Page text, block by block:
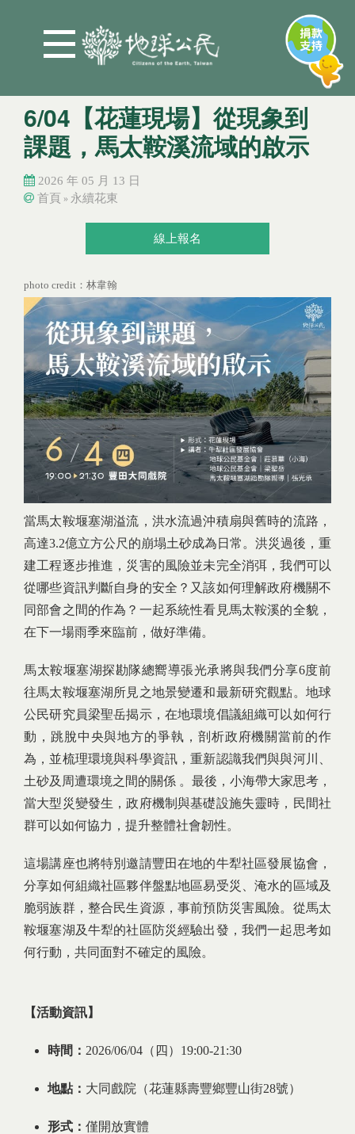
6/04【花蓮現場】從現象到
課題，馬太鞍溪流域的啟示
2026 年 05 月 13 日
您在這裡
首頁 » 永續花東
線上報名
photo credit：林韋翰
當馬太鞍堰塞湖溢流，洪水流過沖積扇與舊時的流路，
高達3.2億立方公尺的崩塌土砂成為日常。洪災過後，重
建工程逐步推進，災害的風險並未完全消弭，我們可以
從哪些資訊判斷自身的安全？又該如何理解政府機關不
同部會之間的作為？一起系統性看見馬太鞍溪的全貌，
在下一場雨季來臨前，做好準備。
馬太鞍堰塞湖探勘隊總嚮導張光承將與我們分享6度前
往馬太鞍堰塞湖所見之地景變遷和最新研究觀點。地球
公民研究員梁聖岳揭示，在地環境倡議組織可以如何行
動，跳脫中央與地方的爭執，剖析政府機關當前的作
為，並梳理環境與科學資訊，重新認識我們與與河川、
土砂及周遭環境之間的關係 。最後，小海帶大家思考，
當大型災變發生，政府機制與基礎設施失靈時，民間社
群可以如何協力，提升整體社會韌性。
這場講座也將特別邀請豐田在地的牛犁社區發展協會，
分享如何組織社區夥伴盤點地區易受災、淹水的區域及
脆弱族群，整合民生資源，事前預防災害風險。從馬太
鞍堰塞湖及牛犁的社區防災經驗出發，我們一起思考如
何行動，共同面對不確定的風險。
【活動資訊】
時間： 2026/06/04（四）19:00-21:30
地點： 大同戲院（花蓮縣壽豐鄉豐山街28號）
形式： 僅開放實體